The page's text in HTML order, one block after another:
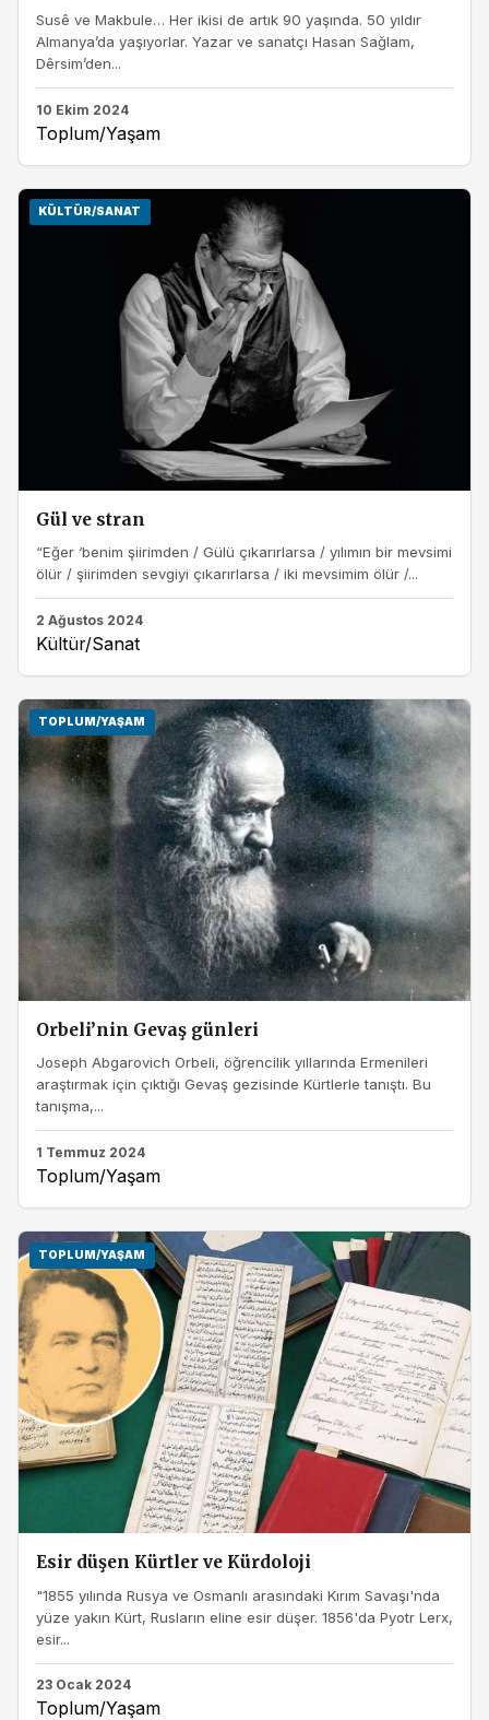
Susê ve Makbule… Her ikisi de artık 90 yaşında. 50 yıldır
Almanya’da yaşıyorlar. Yazar ve sanatçı Hasan Sağlam,
Dêrsim’den...
10 Ekim 2024
Toplum/Yaşam
KÜLTÜR/SANAT
Gül ve stran
“Eğer ‘benim şiirimden / Gülü çıkarırlarsa / yılımın bir mevsimi
ölür / şiirimden sevgiyi çıkarırlarsa / iki mevsimim ölür /...
2 Ağustos 2024
Kültür/Sanat
TOPLUM/YAŞAM
Orbeli’nin Gevaş günleri
Joseph Abgarovich Orbeli, öğrencilik yıllarında Ermenileri
araştırmak için çıktığı Gevaş gezisinde Kürtlerle tanıştı. Bu
tanışma,...
1 Temmuz 2024
Toplum/Yaşam
TOPLUM/YAŞAM
Esir düşen Kürtler ve Kürdoloji
"1855 yılında Rusya ve Osmanlı arasındaki Kırım Savaşı'nda
yüze yakın Kürt, Rusların eline esir düşer. 1856'da Pyotr Lerx,
esir...
23 Ocak 2024
Toplum/Yaşam